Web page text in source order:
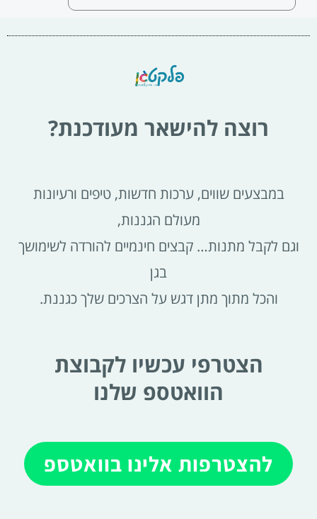
רוצה להישאר מעודכנת?
במבצעים שווים, ערכות חדשות, טיפים ורעיונות
מעולם הגננות,
וגם לקבל מתנות… קבצים חינמיים להורדה לשימושך
בגן
והכל מתוך מתן דגש על הצרכים שלך כגננת.
הצטרפי עכשיו לקבוצת
הוואטספ שלנו
להצטרפות אלינו בוואטספ